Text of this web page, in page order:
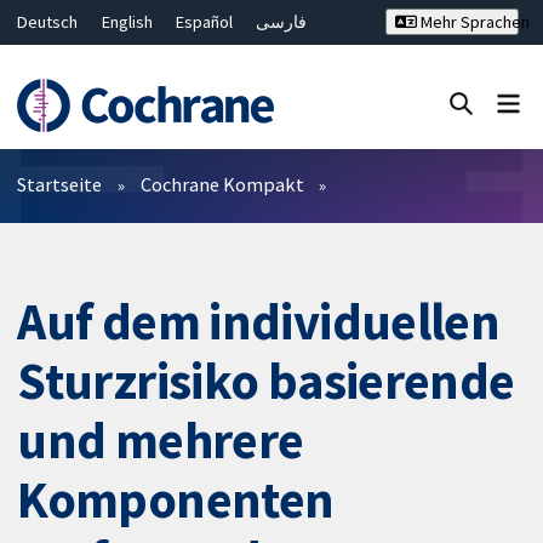
Deutsch English Español
فارسی
Bahasa Malaysia
ไทย
繁體中文
简体中文
Mehr Sprachen
Filter
Startseite Cochrane Kompakt
Auf dem individuellen
Sturzrisiko basierende
und mehrere
Komponenten